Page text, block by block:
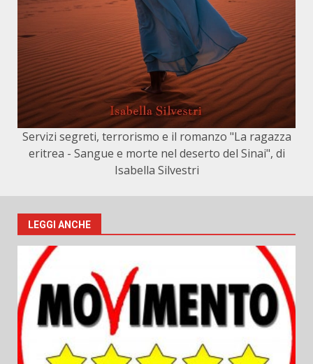
Servizi segreti, terrorismo e il romanzo "La ragazza
eritrea - Sangue e morte nel deserto del Sinai", di
Isabella Silvestri
LEGGI ANCHE